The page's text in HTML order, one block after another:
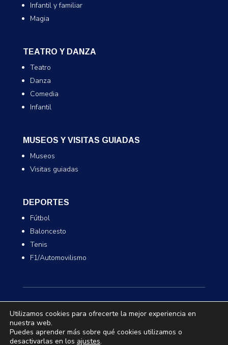
Infantil y familiar
Magia
TEATRO Y DANZA
Teatro
Danza
Comedia
Infantil
MUSEOS Y VISITAS GUIADAS
Museos
Visitas guiadas
DEPORTES
Fútbol
Baloncesto
Tenis
F1/Automovilismo
© 2026 Ticketazo.es. Todos los derechos
Utilizamos cookies para ofrecerte la mejor experiencia en
nuestra web.
Puedes aprender más sobre qué cookies utilizamos o
desactivarlas en los ajustes.